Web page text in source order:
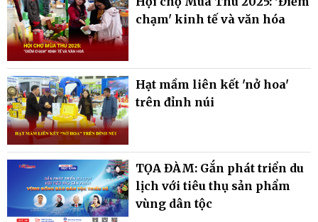
chạm' kinh tế và văn hóa
Hạt mầm liên kết 'nở hoa'
trên đỉnh núi
TỌA ĐÀM: Gắn phát triển du
lịch với tiêu thụ sản phẩm
vùng dân tộc